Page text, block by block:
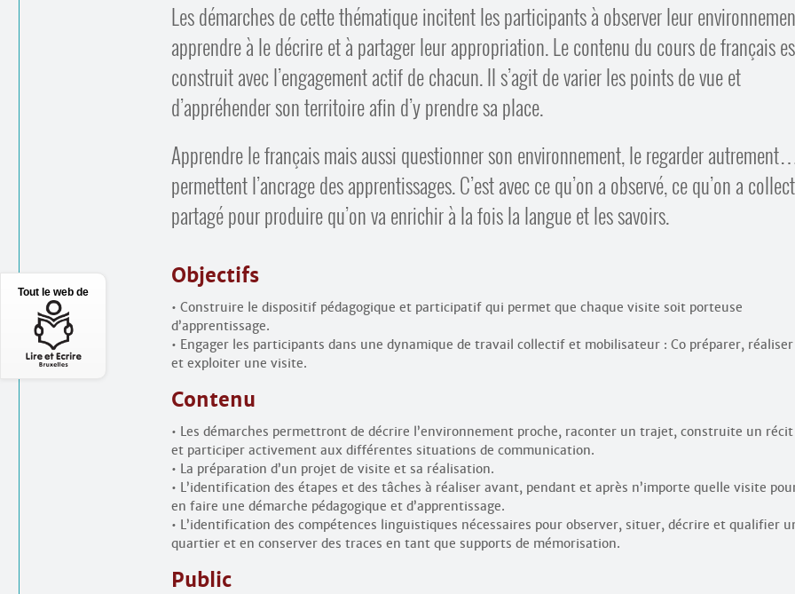
Les démarches de cette thématique incitent les participants à observer leur
apprendre à le décrire et à partager leur appropriation. Le contenu du cours de français
construit avec l’engagement actif de chacun. Il s’agit de varier les points de vue et
d’appréhender son territoire afin d’y prendre sa place.
Apprendre le français mais aussi questionner son environnement, le regarder
permettent l’ancrage des apprentissages. C’est avec ce qu’on a observé, ce qu’on a
partagé pour produire qu’on va enrichir à la fois la langue et les savoirs.
Objectifs
• Construire le dispositif pédagogique et participatif qui permet que chaque visite soit porteuse
d’apprentissage.
• Engager les participants dans une dynamique de travail collectif et mobilisateur : Co préparer, réaliser
et exploiter une visite.
Contenu
• Les démarches permettront de décrire l’environnement proche, raconter un trajet, construite un récit
et participer activement aux différentes situations de communication.
• La préparation d’un projet de visite et sa réalisation.
• L’identification des étapes et des tâches à réaliser avant, pendant et après n’importe quelle visite
en faire une démarche pédagogique et d’apprentissage.
• L’identification des compétences linguistiques nécessaires pour observer, situer, décrire et qualifier
quartier et en conserver des traces en tant que supports de mémorisation.
Public
Tout le web de